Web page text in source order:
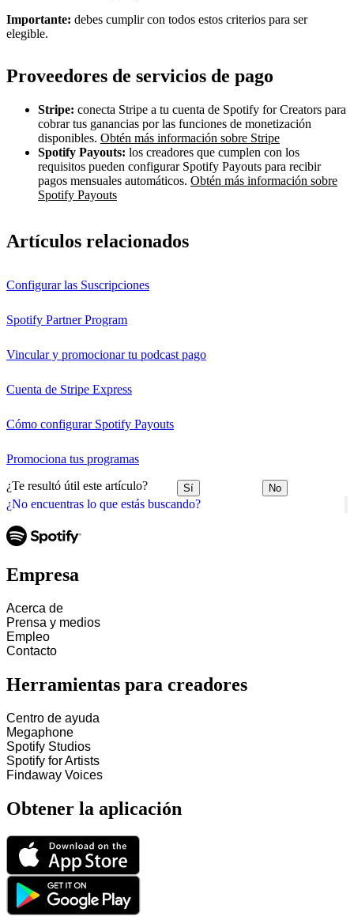
¿No encuentras lo que estás buscando?
Importante: debes cumplir con todos estos criterios para ser
elegible.
Proveedores de servicios de pago
Stripe: conecta Stripe a tu cuenta de Spotify for Creators para
cobrar tus ganancias por las funciones de monetización
disponibles. Obtén más información sobre Stripe
Spotify Payouts: los creadores que cumplen con los
requisitos pueden configurar Spotify Payouts para recibir
pagos mensuales automáticos. Obtén más información sobre
Spotify Payouts
Artículos relacionados
Configurar las Suscripciones
Spotify Partner Program
Vincular y promocionar tu podcast pago
Cuenta de Stripe Express
Cómo configurar Spotify Payouts
Promociona tus programas
¿Te resultó útil este artículo? Sí No
Empresa
Acerca de
Prensa y medios
Empleo
Contacto
Herramientas para creadores
Centro de ayuda
Megaphone
Spotify Studios
Spotify for Artists
Findaway Voices
Obtener la aplicación